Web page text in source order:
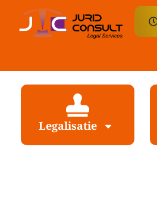
Legalisatie